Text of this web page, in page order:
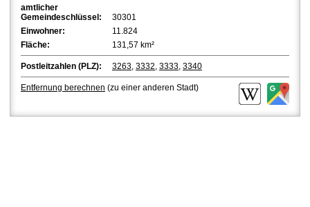
amtlicher
Gemeindeschlüssel:
30301
Einwohner:
11.824
Fläche:
131,57 km²
Postleitzahlen (PLZ): 3263, 3332, 3333, 3340
Entfernung berechnen (zu einer anderen Stadt)